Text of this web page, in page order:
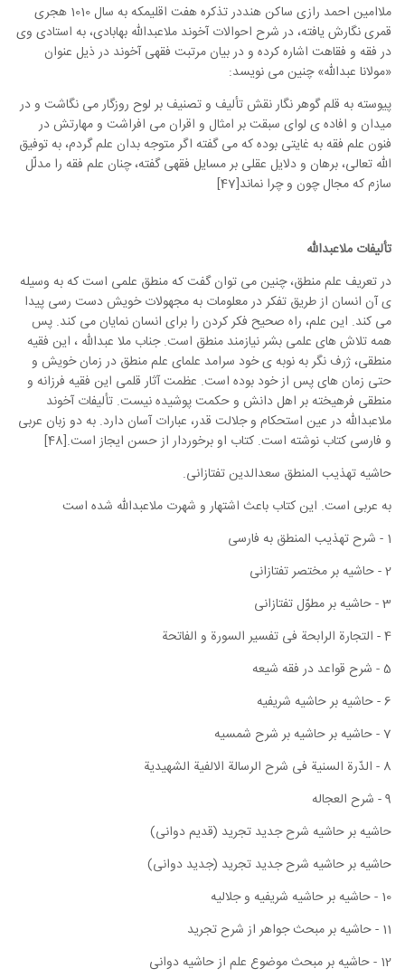
ملاامین احمد رازی ساکن هنددر تذکره هفت اقلیمکه به سال 1010 هجری
قمری نگارش یافته، در شرح احوالات آخوند ملاعبدالله بهابادی، به استادی وی
در فقه و فقاهت اشاره کرده و در بیان مرتبت فقهی آخوند در ذیل عنوان
«مولانا عبدالله» چنین می نویسد:
پیوسته به قلم گوهر نگار نقش تألیف و تصنیف بر لوح روزگار می نگاشت و در
میدان و افاده ی لوای سبقت بر امثال و اقران می افراشت و مهارتش در
فنون علم فقه به غایتی بوده که می گفته اگر متوجه بدان علم گردم، به توفیق
الله تعالی، برهان و دلایل عقلی بر مسایل فقهی گفته، چنان علم فقه را مدلّل
سازم که مجال چون و چرا نماند[47]
تألیفات ملاعبدالله
در تعریف علم منطق، چنین می توان گفت که منطق علمی است که به وسیله
ی آن انسان از طریق تفکر در معلومات به مجهولات خویش دست رسی پیدا
می کند. این علم، راه صحیح فکر کردن را برای انسان نمایان می کند. پس
همه تلاش های علمی بشر نیازمند منطق است. جناب ملا عبدالله ، این فقیه
منطقی، ژرف نگر به نوبه ی خود سرامد علمای علم منطق در زمان خویش و
حتی زمان های پس از خود بوده است. عظمت آثار قلمی این فقیه فرزانه و
منطقی فرهیخته بر اهل دانش و حکمت پوشیده نیست. تألیفات آخوند
ملاعبدالله در عین استحکام و جلالت قدر، عبارات آسان دارد. به دو زبان عربی
و فارسی کتاب نوشته است. کتاب او برخوردار از حسن ایجاز است.[48]
حاشیه تهذیب المنطق سعدالدین تفتازانی.
به عربی است. این کتاب باعث اشتهار و شهرت ملاعبدالله شده است
1 - شرح تهذیب المنطق به فارسی
2 - حاشیه بر مختصر تفتازانی
3 - حاشیه بر مطوّل تفتازانی
4 - التجارة الرابحة فی تفسیر السورة و الفاتحة
5 - شرح قواعد در فقه شیعه
6 - حاشیه بر حاشیه شریفیه
7 - حاشیه بر حاشیه بر شرح شمسیه
8 - الدّرة السنیة فی شرح الرسالة الالفیة الشهیدیة
9 - شرح العجاله
حاشیه بر حاشیه شرح جدید تجرید (قدیم دوانی)
حاشیه بر حاشیه شرح جدید تجرید (جدید دوانی)
10 - حاشیه بر حاشیه شریفیه و جلالیه
11 - حاشیه بر مبحث جواهر از شرح تجرید
12 - حاشیه بر مبحث موضوع علم از حاشیه دوانی